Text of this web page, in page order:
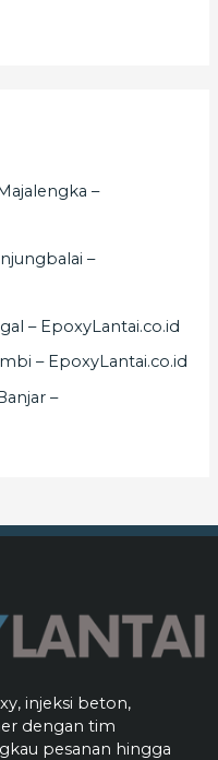
–
–
– EpoxyLantai.co.id
– EpoxyLantai.co.id
–
injeksi beton,
dengan tim
pesanan hingga